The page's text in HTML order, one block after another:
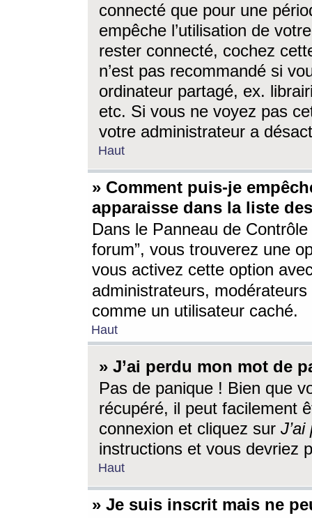
connecté que pour une
empêche l’utilisation de
rester connecté, cochez
n’est pas recommandé si
ordinateur partagé, ex.
etc. Si vous ne voyez pas
votre administrateur a
Haut
» Comment puis-je
apparaisse dans la liste
Dans le Panneau de
forum”, vous trouverez une
vous activez cette option
administrateurs,
comme un utilisateur caché.
Haut
» J’ai perdu mon mot de
Pas de panique ! Bien que
récupéré, il peut facilement
connexion et cliquez sur
instructions et vous devriez
Haut
» Je suis inscrit mais ne